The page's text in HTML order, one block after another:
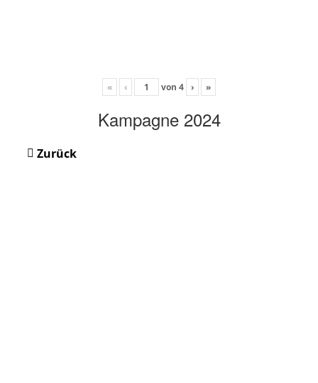
« ‹ von 4 › »
Kampagne 2024
Zurück